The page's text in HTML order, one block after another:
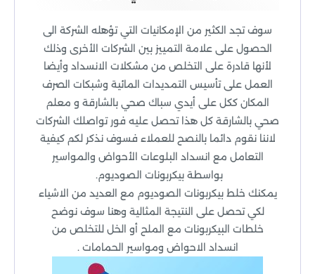
سوف تجد الكثير من الإمكانيات التي تؤهله الشركة الى
الحصول على علامة التمييز بين الشركات الأخرى وذلك
لأنها قادرة على التخلص من مشكلات الانسداد وأيضا
العمل على تأسيس التمديدات المائية وشبكات الصرف
المكان ككل على أيدي سباك صحي بالشارقة و معلم
صحي بالشارقة كل هذا تحصل عليه فور تواصلك الشركات
لاننا نقوم دائما بالنصح للعملاء فسوف نذكر لكم كيفية
التعامل مع انسداد البلوعات الأحواض والمواسير
بواسطة بيكربونات الصوديوم.
يمكنك خلط بيكربونات الصوديوم مع العديد من الاشياء
لكي تحصل على النتيجة المثالية وهنا سوف نوضح
خلطات البيكربونات مع الملح أو الخل للتخلص من
انسداد الاحواض ومواسير الحمامات .